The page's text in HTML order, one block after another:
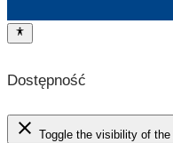
Dostępność
close Toggle the visibility of